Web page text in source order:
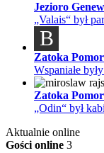
Jezioro
„Valais“ był
B
Zatoka
Wspaniałe
Zatoka
„Odin“ był
Aktualnie online
Gości online 3